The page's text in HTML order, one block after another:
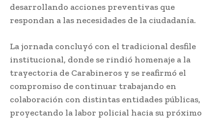
desarrollando acciones preventivas que
respondan a las necesidades de la ciudadanía.
La jornada concluyó con el tradicional desfile
institucional, donde se rindió homenaje a la
trayectoria de Carabineros y se reafirmó el
compromiso de continuar trabajando en
colaboración con distintas entidades públicas,
proyectando la labor policial hacia su próximo